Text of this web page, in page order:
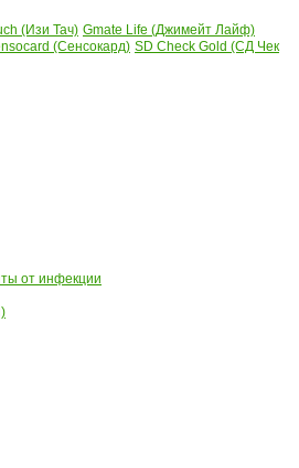
(Изи Тач) Gmate Life (Джимейт Лайф)
(Сенсокард) SD Check Gold (СД Чек
от инфекции